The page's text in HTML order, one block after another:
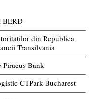
BERD
din Republica
Transilvania
Piraeus Bank
CTPark Bucharest